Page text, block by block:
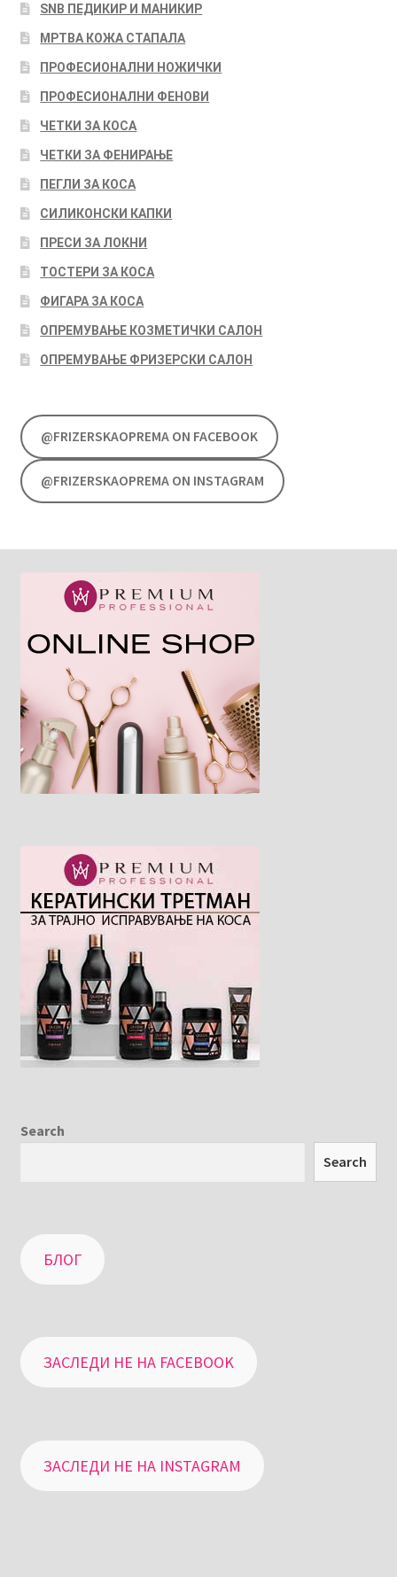
SNB ПЕДИКИР И МАНИКИР
МРТВА КОЖА СТАПАЛА
ПРОФЕСИОНАЛНИ НОЖИЧКИ
ПРОФЕСИОНАЛНИ ФЕНОВИ
ЧЕТКИ ЗА КОСА
ЧЕТКИ ЗА ФЕНИРАЊЕ
ПЕГЛИ ЗА КОСА
СИЛИКОНСКИ КАПКИ
ПРЕСИ ЗА ЛОКНИ
ТОСТЕРИ ЗА КОСА
ФИГАРА ЗА КОСА
ОПРЕМУВАЊЕ КОЗМЕТИЧКИ САЛОН
ОПРЕМУВАЊЕ ФРИЗЕРСКИ САЛОН
@FRIZERSKAOPREMA ON FACEBOOK
@FRIZERSKAOPREMA ON INSTAGRAM
Search
Search
БЛОГ
ЗАСЛЕДИ НЕ НА FACEBOOK
ЗАСЛЕДИ НЕ НА INSTAGRAM